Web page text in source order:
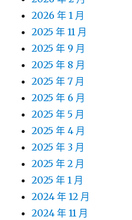
2026 年 1 月
2025 年 11 月
2025 年 9 月
2025 年 8 月
2025 年 7 月
2025 年 6 月
2025 年 5 月
2025 年 4 月
2025 年 3 月
2025 年 2 月
2025 年 1 月
2024 年 12 月
2024 年 11 月